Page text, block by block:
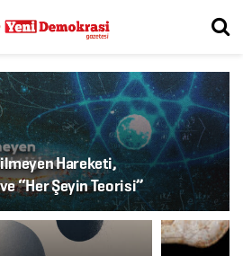
Hareketi,
“Her Şeyin Teorisi”